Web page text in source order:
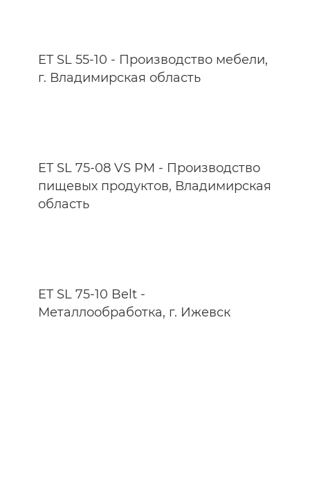
ET SL 55-10 - Производство мебели,
г. Владимирская область
ET SL 75-08 VS PM - Производство
пищевых продуктов, Владимирская
область
ET SL 75-10 Belt -
Металлообработка, г. Ижевск